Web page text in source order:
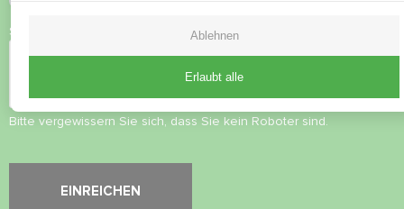
Sicherheitsüberprüfung
Bitte vergewissern Sie sich, dass Sie kein Roboter sind.
Ablehnen
Erlaubt alle